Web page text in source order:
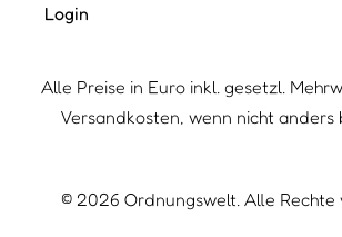
Login
Alle Preise in Euro inkl. gesetzl.
Versandkosten, wenn nicht anders
© 2026 Ordnungswelt. Alle Rechte